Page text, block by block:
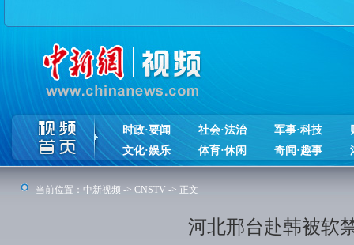
时政·要闻 社会·法治 军事·科技
文化·娱乐
体育·休闲 奇闻·趣事
当前位置： 中新视频 -> CNSTV -> 正文
河北邢台赴韩被软